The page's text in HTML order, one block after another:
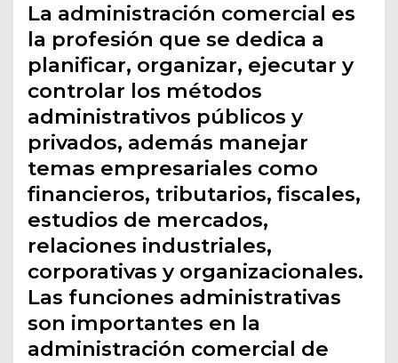
La administración comercial es
la profesión que se dedica a
planificar, organizar, ejecutar y
controlar los métodos
administrativos públicos y
privados, además manejar
temas empresariales como
financieros, tributarios, fiscales,
estudios de mercados,
relaciones industriales,
corporativas y organizacionales.
Las funciones administrativas
son importantes en la
administración comercial de